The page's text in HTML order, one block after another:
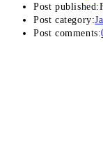
Post published:
Post category:
Post comments: